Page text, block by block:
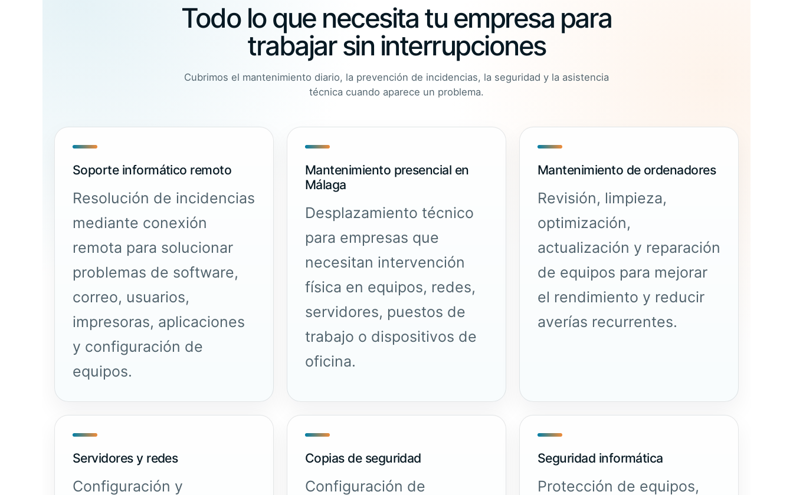
Todo lo que necesita tu empresa para
trabajar sin interrupciones
Cubrimos el mantenimiento diario, la prevención de incidencias, la seguridad y la asistencia
técnica cuando aparece un problema.
Soporte informático remoto
Resolución de incidencias
mediante conexión
remota para solucionar
problemas de software,
correo, usuarios,
impresoras, aplicaciones
y configuración de
equipos.
Mantenimiento presencial en
Málaga
Desplazamiento técnico
para empresas que
necesitan intervención
física en equipos, redes,
servidores, puestos de
trabajo o dispositivos de
oficina.
Mantenimiento de ordenadores
Revisión, limpieza,
optimización,
actualización y reparación
de equipos para mejorar
el rendimiento y reducir
averías recurrentes.
Servidores y redes
Configuración y
Copias de seguridad
Configuración de
Seguridad informática
Protección de equipos,